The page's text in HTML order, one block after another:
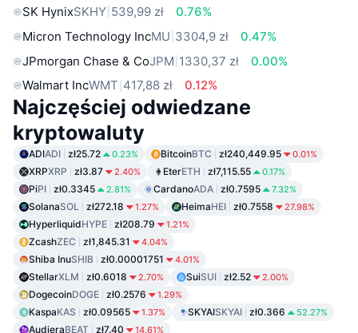
SK HynixSKHY 539,99 zł
0.76%
Micron Technology IncMU 3304,9 zł
0.47%
JPmorgan Chase & CoJPM 1330,37 zł
0.00%
Walmart IncWMT 417,88 zł 0.12%
Najczęściej odwiedzane
kryptowaluty
ADIADI zł25.72 0.23% BitcoinBTC zł240,449.95 0.01%
XRPXRP zł3.87 2.40% EterETH zł7,115.55 0.17%
PiPI zł0.3345 2.81% CardanoADA zł0.7595 7.32%
SolanaSOL zł272.18 1.27% HeimaHEI zł0.7558 27.98%
HyperliquidHYPE zł208.79 1.21%
ZcashZEC zł1,845.31 4.04%
Shiba InuSHIB zł0.00001751 4.01%
StellarXLM zł0.6018 2.70% SuiSUI zł2.52 2.00%
DogecoinDOGE zł0.2576 1.29%
KaspaKAS zł0.09565 1.37% SKYAISKYAI zł0.366 52.27%
AudieraBEAT zł7.40 14.61%